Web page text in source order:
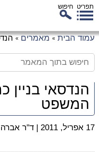
תפריט חיפוש
עמוד הבית » מאמרים »
הנדסאי בניין
המשפט
17 אפריל, 2011 | ד"ר